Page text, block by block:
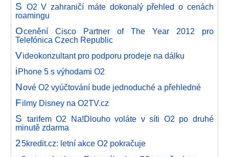
S O2 V zahraničí máte dokonalý přehled o cenách
roamingu
Ocenění Cisco Partner of The Year 2012 pro
Telefónica Czech Republic
Videokonzultant pro podporu prodeje na dálku
iPhone 5 s výhodami O2
Nové O2 vyúčtování bude jednoduché a přehledné
Filmy Disney na O2TV.cz
S
tarifem O2 Na!Dlouho voláte v síti O2 po druhé
minutě zdarma
25kredit.cz: letní akce O2 pokračuje